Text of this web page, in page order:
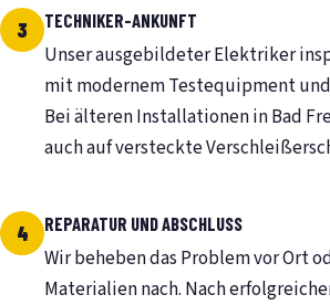
TECHNIKER-ANKUNFT
Unser ausgebildeter Elektriker
mit modernem Testequipment
Bei älteren Installationen in Bad
auch auf versteckte
REPARATUR UND ABSCHLUSS
Wir beheben das Problem vor Ort
Materialien nach. Nach